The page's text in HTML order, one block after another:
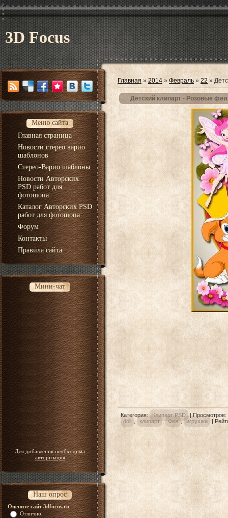
3D Focus
Меню сайта
Главная страница
Новости стерео варио
шаблонов
Стерео-Варио шаблоны
Новости Авторских
PSD работ для
фотошопа
Каталог Авторских PSD
работ для фотошопа
Форум
Контакты
Правила сайта
Мини-чат
Для добавления необходима
авторизация
Наш опрос
Оцените сайт 3dfocus.ru
Отлично
Главная » 2014 » Февраль » 22 »
Детский клипарт - Розовые феи
Категория: Клипарт PSD |Просмотров:
doll
клипарт , Фея , игрушки |